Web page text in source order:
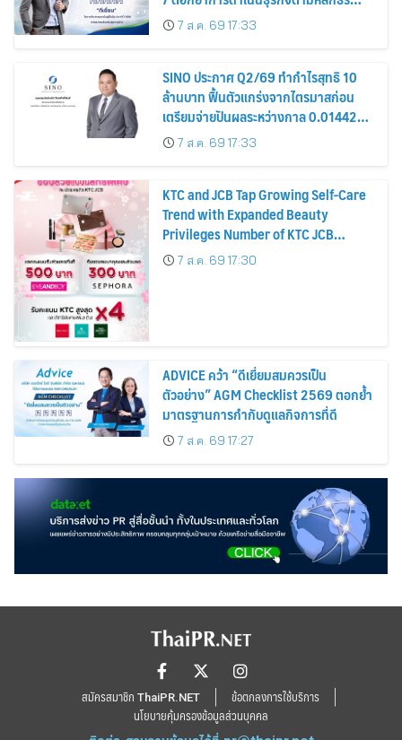
รมาภิบาล โปร่งใส สร้างความเชื่อมั่นผู้ถือ
หุ้น
7 ส.ค. 69 17:33
SINO ประกาศ Q2/69 ทำกำไรสุทธิ 10
ล้านบาท ฟื้นตัวแกร่งจากไตรมาสก่อน
เตรียมจ่ายปันผลระหว่างกาล 0.014423
บาทต่อหุ้น ครึ่งปีหลังมุ่งเติบโตต่อเนื่อง
7 ส.ค. 69 17:33
KTC and JCB Tap Growing Self-Care
Trend with Expanded Beauty
Privileges Number of KTC JCB
Cardmembers Spending on
Cosmetics Rises 26%
7 ส.ค. 69 17:30
ADVICE คว้า “ดีเยี่ยมสมควรเป็น
ตัวอย่าง” AGM Checklist 2569 ตอกย้ำ
มาตรฐานการกำกับดูแลกิจการที่ดี
7 ส.ค. 69 17:27
สมัครสมาชิก ThaiPR.NET
ข้อตกลงการใช้บริการ
นโยบายคุ้มครองข้อมูลส่วนบุคคล